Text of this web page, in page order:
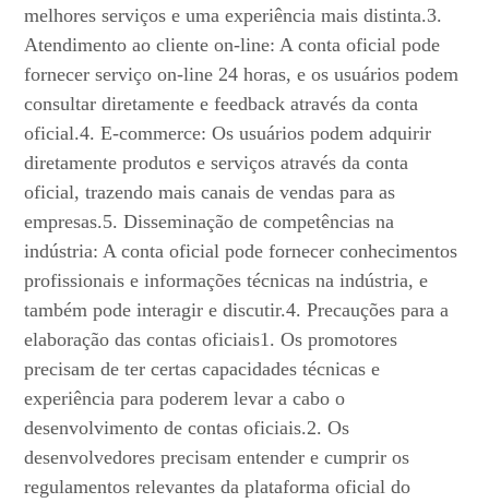
melhores serviços e uma experiência mais distinta.3.
Atendimento ao cliente on-line: A conta oficial pode
fornecer serviço on-line 24 horas, e os usuários podem
consultar diretamente e feedback através da conta
oficial.4. E-commerce: Os usuários podem adquirir
diretamente produtos e serviços através da conta
oficial, trazendo mais canais de vendas para as
empresas.5. Disseminação de competências na
indústria: A conta oficial pode fornecer conhecimentos
profissionais e informações técnicas na indústria, e
também pode interagir e discutir.4. Precauções para a
elaboração das contas oficiais1. Os promotores
precisam de ter certas capacidades técnicas e
experiência para poderem levar a cabo o
desenvolvimento de contas oficiais.2. Os
desenvolvedores precisam entender e cumprir os
regulamentos relevantes da plataforma oficial do